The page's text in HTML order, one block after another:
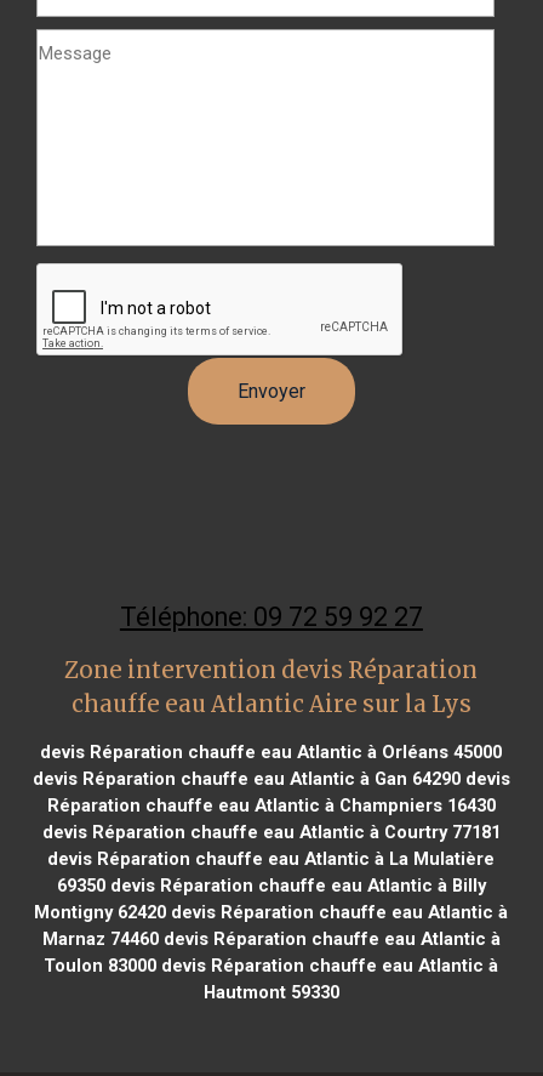
Téléphone: 09 72 59 92 27
Zone intervention devis Réparation
chauffe eau Atlantic Aire sur la Lys
devis Réparation chauffe eau Atlantic à Orléans 45000
devis Réparation chauffe eau Atlantic à Gan 64290devis
Réparation chauffe eau Atlantic à Champniers 16430
devis Réparation chauffe eau Atlantic à Courtry 77181
devis Réparation chauffe eau Atlantic à La Mulatière
69350devis Réparation chauffe eau Atlantic à Billy
Montigny 62420 devis Réparation chauffe eau Atlantic à
Marnaz 74460devis Réparation chauffe eau Atlantic à
Toulon 83000 devis Réparation chauffe eau Atlantic à
Hautmont 59330